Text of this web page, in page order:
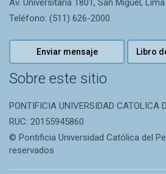
Av. Universitaria 1801, San Miguel,
Teléfono: (511) 626-2000
Enviar mensaje Libro
Sobre este sitio
PONTIFICIA UNIVERSIDAD CATOLICA
RUC: 20155945860
© Pontificia Universidad Católica del
reservados